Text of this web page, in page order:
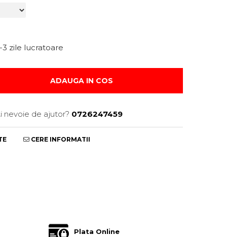
3 zile lucratoare
ADAUGA IN COS
nevoie de ajutor? 0726247459
CERE INFORMATII
Plata Online